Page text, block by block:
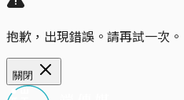
抱歉，出現錯誤。請再試一次。
關閉